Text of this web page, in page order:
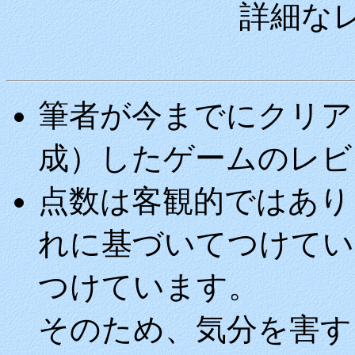
詳細な
筆者が今までにクリ
成）したゲームのレ
点数は客観的ではあ
れに基づいてつけて
つけています。
そのため、気分を害